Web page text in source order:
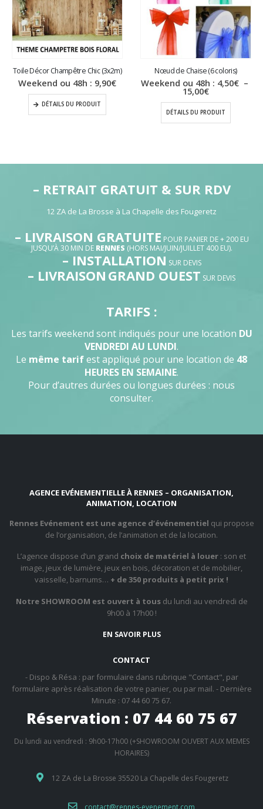
Toile Décor Champêtre Chic (3x2m)
Weekend ou 48h : 9,90€
DÉTAILS DU PRODUIT
Nœud de Chaise (6 coloris)
Weekend ou 48h : 4,50€ –
15,00€Plage
prix :
4,50€
à
DÉTAILS DU PRODUIT
– RETRAIT GRATUIT & SUR RDV
12 ZA de La Brosse à La Chapelle des Fougeretz
– LIVRAISON GRATUITE POUR PANIER DE + 200 EU
JUSQU’À 30 MIN DE RENNES (HORS MAI/JUIN/JUILLET 400 EU).
– INSTALLATION SUR DEVIS
– LIVRAISON GRAND OUEST SUR DEVIS
TARIFS :
Les tarifs weekend sont indiqués pour une location DU
VENDREDI AU LUNDI.
Le même tarifest appliqué pour une location de 48
HEURES EN SEMAINE.
Pour d’autres durées ou longues durées : nous
consulter.
AGENCE EVÉNEMENTIELLE À RENNES – ORGANISATION,
ANIMATION, LOCATION
Rennes Evénement est une agence d’événementiel qui propose
de l’organisation, de l’animation et de la location.
L’agence dispose d’un grand choix de matériel à louer : son et
image, jeux de lumière, jeux en bois, décoration et de mobilier,
vaisselle, barnums… + de 350 produits à petit prix !
Notre SHOWROOM est ouvert à tousdu lundi au vendredi de
9h00 à 17h00 !
EN SAVOIR PLUS
CONTACT
- Dispo & Résa : par formulaire dans rubrique "Contact", par
formulaire après réalisation de votre panier, ou par mail. - Dernière
Minute : 07 44 60 75 67.
Réservation : 07 44 60 75 67
Du lundi au vendredi : 9h00-17h00 (+SHOWROOM OUVERT AUX MEMES
HORAIRES)
12 ZA de La Brosse 35520 La Chapelle des Fougeretz